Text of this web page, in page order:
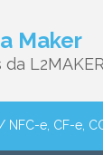
Maker
NFC-e, CF-e,